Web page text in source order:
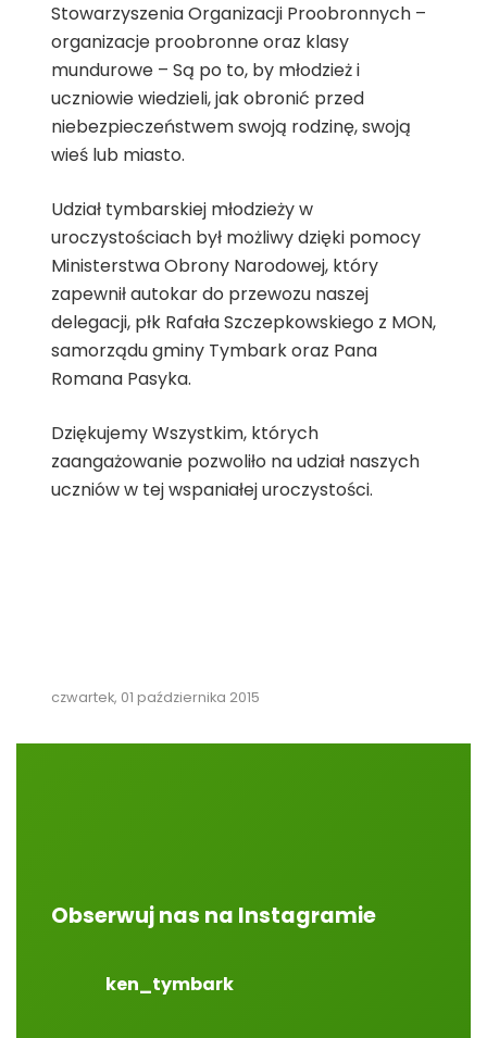
Stowarzyszenia Organizacji Proobronnych –
organizacje proobronne oraz klasy
mundurowe – Są po to, by młodzież i
uczniowie wiedzieli, jak obronić przed
niebezpieczeństwem swoją rodzinę, swoją
wieś lub miasto.
Udział tymbarskiej młodzieży w
uroczystościach był możliwy dzięki pomocy
Ministerstwa Obrony Narodowej, który
zapewnił autokar do przewozu naszej
delegacji, płk Rafała Szczepkowskiego z MON,
samorządu gminy Tymbark oraz Pana
Romana Pasyka.
Dziękujemy Wszystkim, których
zaangażowanie pozwoliło na udział naszych
uczniów w tej wspaniałej uroczystości.
czwartek, 01 października 2015
Obserwuj nas na Instagramie
ken_tymbark